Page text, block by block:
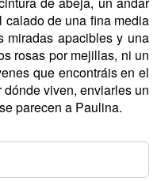
calado de una fina media
apacibles y una
rosas por mejillas, ni un
que encontráis en el
viven, enviarles un
parecen a Paulina.